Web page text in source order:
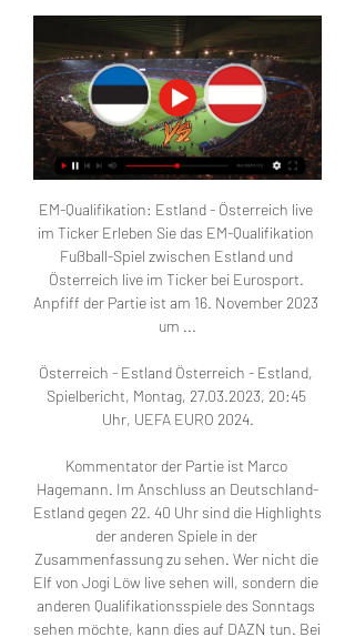
EM-Qualifikation: Estland - Österreich live
im Ticker Erleben Sie das EM-Qualifikation
Fußball-Spiel zwischen Estland und
Österreich live im Ticker bei Eurosport.
Anpfiff der Partie ist am 16. November 2023
um ...
Österreich - Estland Österreich - Estland,
Spielbericht, Montag, 27.03.2023, 20:45
Uhr, UEFA EURO 2024.
Kommentator der Partie ist Marco
Hagemann. Im Anschluss an Deutschland-
Estland gegen 22. 40 Uhr sind die Highlights
der anderen Spiele in der
Zusammenfassung zu sehen. Wer nicht die
Elf von Jogi Löw live sehen will, sondern die
anderen Qualifikationsspiele des Sonntags
sehen möchte, kann dies auf DAZN tun. Bei